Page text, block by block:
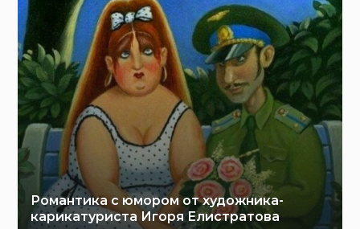
Романтика с юмором от художника-
карикатуриста Игоря Елистратова